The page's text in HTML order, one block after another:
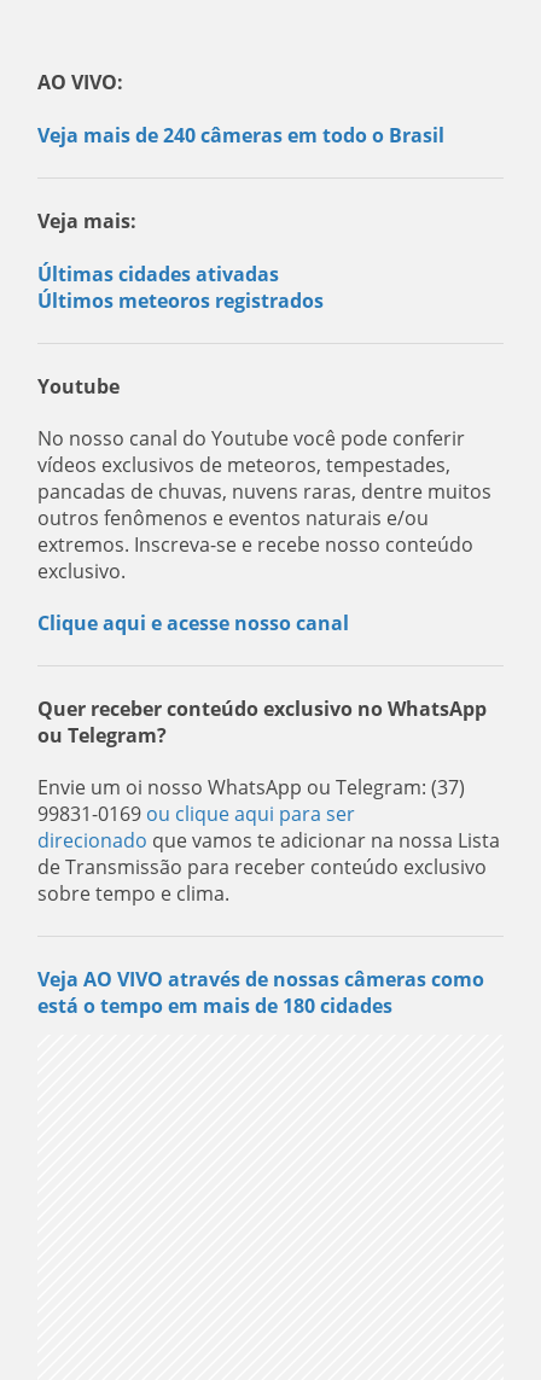
AO VIVO:
Veja mais de 240 câmeras em todo o Brasil
Veja mais:
Últimas cidades ativadas
Últimos meteoros registrados
Youtube
No nosso canal do Youtube você pode conferir
vídeos exclusivos de meteoros, tempestades,
pancadas de chuvas, nuvens raras, dentre muitos
outros fenômenos e eventos naturais e/ou
extremos. Inscreva-se e recebe nosso conteúdo
exclusivo.
Clique aqui e acesse nosso canal
Quer receber conteúdo exclusivo no WhatsApp
ou Telegram?
Envie um oi nosso WhatsApp ou Telegram: (37)
99831-0169 ou clique aqui para ser
direcionado que vamos te adicionar na nossa Lista
de Transmissão para receber conteúdo exclusivo
sobre tempo e clima.
Veja AO VIVO através de nossas câmeras como
está o tempo em mais de 180 cidades